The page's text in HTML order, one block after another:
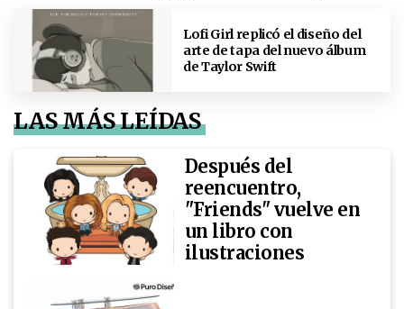
Lofi Girl replicó el diseño del
arte de tapa del nuevo álbum
de Taylor Swift
LAS MÁS LEÍDAS
Después del
reencuentro,
"Friends" vuelve en
un libro con
ilustraciones